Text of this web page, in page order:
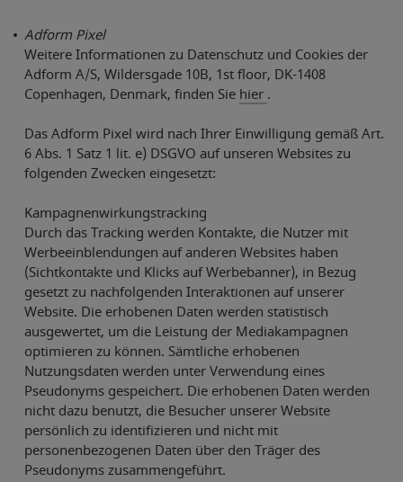
Adform Pixel
Weitere Informationen zu Datenschutz und Cookies der
Adform A/S, Wildersgade 10B, 1st floor, DK-1408
Copenhagen, Denmark, finden Sie hier .
Das Adform Pixel wird nach Ihrer Einwilligung gemäß Art.
6 Abs. 1 Satz 1 lit. e) DSGVO auf unseren Websites zu
folgenden Zwecken eingesetzt:
Kampagnenwirkungstracking
Durch das Tracking werden Kontakte, die Nutzer mit
Werbeeinblendungen auf anderen Websites haben
(Sichtkontakte und Klicks auf Werbebanner), in Bezug
gesetzt zu nachfolgenden Interaktionen auf unserer
Website. Die erhobenen Daten werden statistisch
ausgewertet, um die Leistung der Mediakampagnen
optimieren zu können. Sämtliche erhobenen
Nutzungsdaten werden unter Verwendung eines
Pseudonyms gespeichert. Die erhobenen Daten werden
nicht dazu benutzt, die Besucher unserer Website
persönlich zu identifizieren und nicht mit
personenbezogenen Daten über den Träger des
Pseudonyms zusammengeführt.